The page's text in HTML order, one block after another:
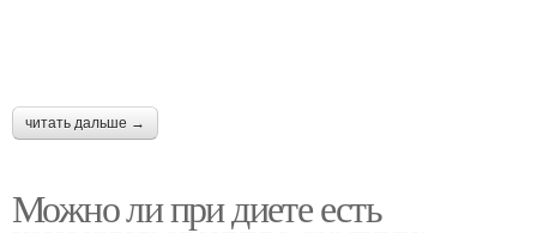
читать дальше →
Можно ли при диете есть